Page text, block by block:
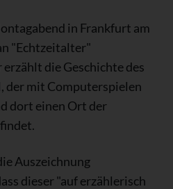
in Frankfurt am
"Echtzeitalter"
die Geschichte des
der mit Computerspielen
dort einen Ort der
Auszeichnung
dieser "auf erzählerisch